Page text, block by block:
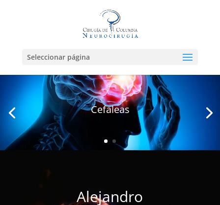
Seleccionar página
Cefaleas
Alejandro